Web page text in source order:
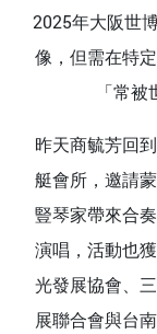
2025年大阪世
像，但需在特
「常
昨天商毓芳回
艇會所，邀請
豎琴家帶來合
演唱，活動也
光發展協會、
展聯合會與台